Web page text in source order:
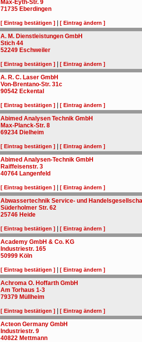
Max-Eyth-Str. 9
71735 Eberdingen
[ Eintrag bestätigen ] |[ Eintrag ändern ]
A. M. Dienstleistungen GmbH
Stich 44
52249 Eschweiler
[ Eintrag bestätigen ] |[ Eintrag ändern ]
A. R. C. Laser GmbH
Von-Brentano-Str. 31c
90542 Eckental
[ Eintrag bestätigen ] |[ Eintrag ändern ]
Abimed Analysen Technik GmbH
Max-Planck-Str. 8
69234 Dielheim
[ Eintrag bestätigen ] |[ Eintrag ändern ]
Abimed Analysen-Technik GmbH
Raiffeisenstr. 3
40764 Langenfeld
[ Eintrag bestätigen ] |[ Eintrag ändern ]
Abwassertechnik Service- und
Süderholmer Str. 62
25746 Heide
[ Eintrag bestätigen ] |[ Eintrag ändern ]
Academy GmbH & Co. KG
Industriestr. 165
50999 Köln
[ Eintrag bestätigen ] |[ Eintrag ändern ]
Achroma O. Hoffarth GmbH
Am Torhaus 1-3
79379 Müllheim
[ Eintrag bestätigen ] |[ Eintrag ändern ]
Acteon Germany GmbH
Industriestr. 9
40822 Mettmann